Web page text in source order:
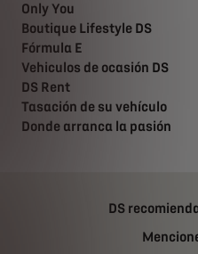
Only You
Boutique Lifestyle DS
Fórmula E
Vehiculos de ocasión DS
DS Rent
Tasación de su vehículo
Donde arranca la pasión
DS